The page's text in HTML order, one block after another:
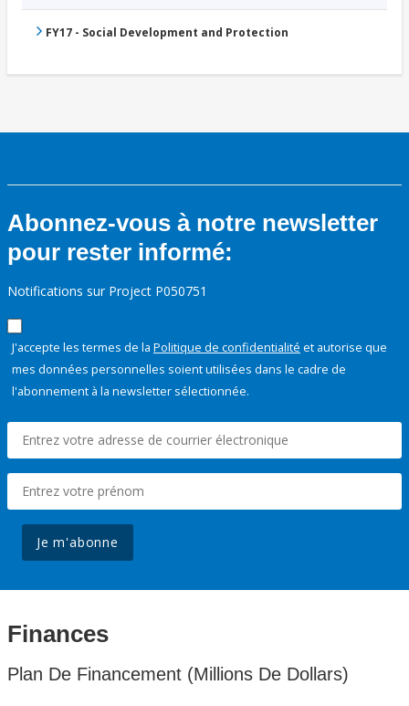
FY17 - Social Development and Protection
Abonnez-vous à notre newsletter
pour rester informé:
Notifications sur Project P050751
J'accepte les termes de la Politique de confidentialité et autorise que
mes données personnelles soient utilisées dans le cadre de
l'abonnement à la newsletter sélectionnée.
Je m'abonne
Finances
Plan De Financement (Millions De Dollars)